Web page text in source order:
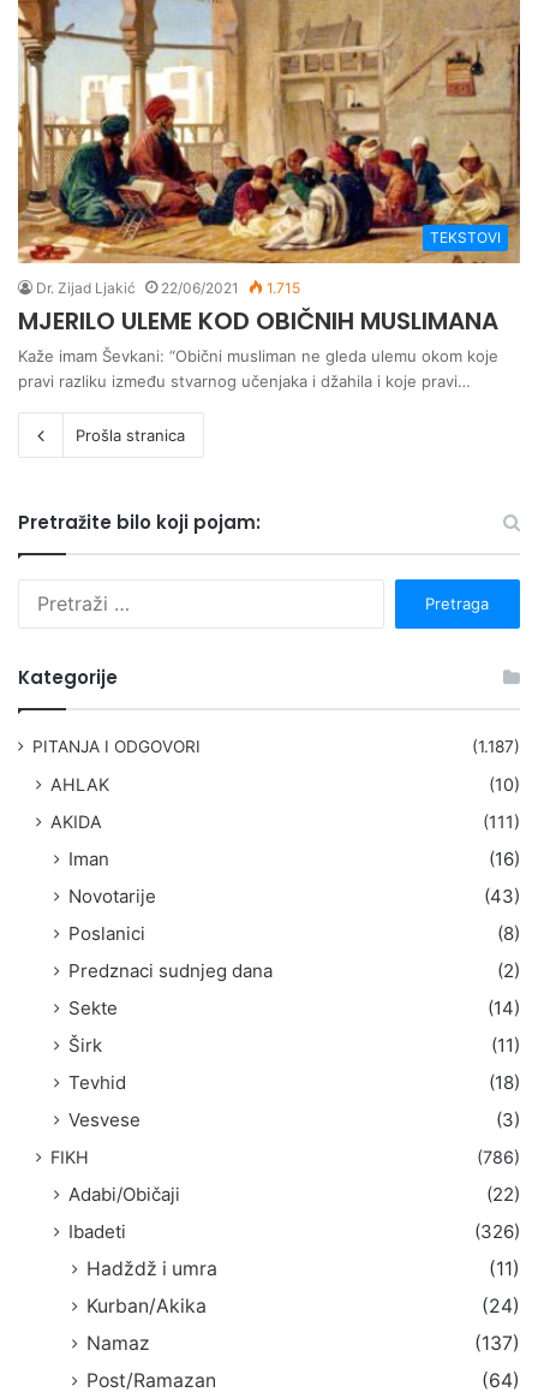
TEKSTOVI
Dr. Zijad Ljakić 22/06/2021 1.715
MJERILO ULEME KOD OBIČNIH MUSLIMANA
Kaže imam Ševkani: “Obični musliman ne gleda ulemu okom koje
pravi razliku između stvarnog učenjaka i džahila i koje pravi…
Prošla stranica
Pretražite bilo koji pojam:
Kategorije
PITANJA I ODGOVORI (1.187)
AHLAK
(10)
AKIDA
(111)
Iman
(16)
Novotarije
(43)
Poslanici
(8)
Predznaci sudnjeg dana
(2)
Sekte
(14)
Širk
(11)
Tevhid
(18)
Vesvese
(3)
FIKH (786)
Adabi/Običaji
(22)
Ibadeti
(326)
Hadždž i umra
(11)
Kurban/Akika
(24)
Namaz
(137)
Post/Ramazan
(64)